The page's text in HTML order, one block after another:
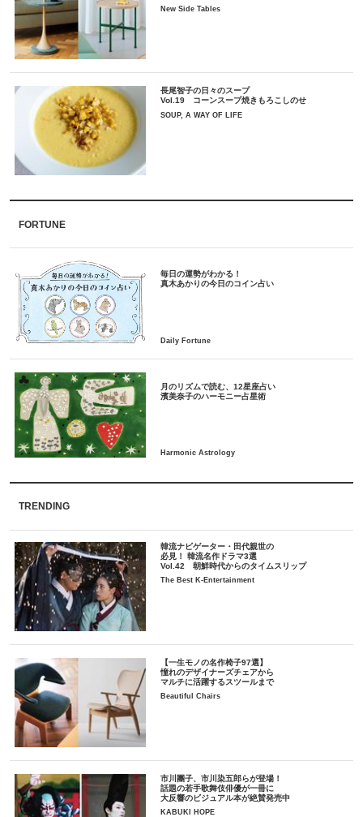
New Side Tables
長尾智子の日々のスープ
Vol.19 コーンスープ焼きもろこしのせ
SOUP, A WAY OF LIFE
FORTUNE
毎日の運勢がわかる！
月のリズムで読む、12星座占い
TRENDING
韓流ナビゲーター・田代親世の
必見！ 韓流名作ドラマ3選
Vol.42 朝鮮時代からのタイムスリップ
The Best K-Entertainment
【一生モノの名作椅子97選】
憧れのデザイナーズチェアから
マルチに活躍するスツールまで
Beautiful Chairs
市川團子、市川染五郎らが登場！
話題の若手歌舞伎俳優が一冊に
大反響のビジュアル本が絶賛発売中
KABUKI HOPE